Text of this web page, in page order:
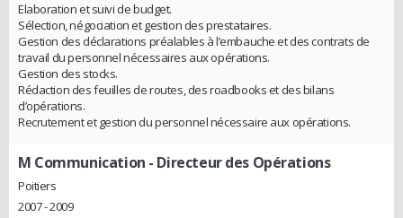
Elaboration et suivi de budget.
Sélection, négociation et gestion des prestataires.
Gestion des déclarations préalables à l’embauche et des contrats de
travail du personnel nécessaires aux opérations.
Gestion des stocks.
Rédaction des feuilles de routes, des roadbooks et des bilans
d’opérations.
Recrutement et gestion du personnel nécessaire aux opérations.
M Communication - Directeur des Opérations
Poitiers
2007 - 2009